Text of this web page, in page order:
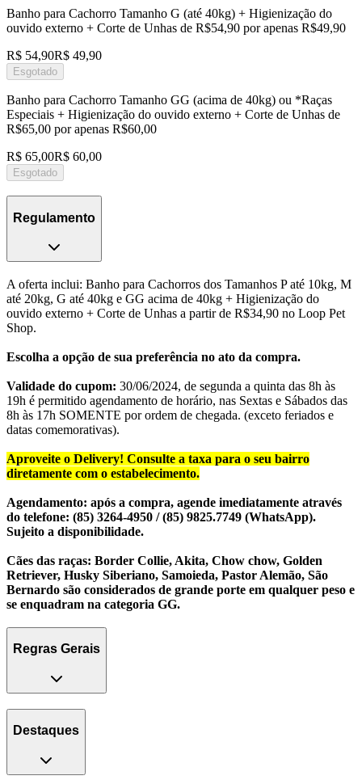
Banho para Cachorro Tamanho G (até 40kg) + Higienização do
ouvido externo + Corte de Unhas de R$54,90 por apenas R$49,90
R$ 54,90R$ 49,90
Esgotado
Banho para Cachorro Tamanho GG (acima de 40kg) ou *Raças
Especiais + Higienização do ouvido externo + Corte de Unhas de
R$65,00 por apenas R$60,00
R$ 65,00R$ 60,00
Esgotado
Regulamento
A oferta inclui: Banho para Cachorros dos Tamanhos P até 10kg, M
até 20kg, G até 40kg e GG acima de 40kg + Higienização do
ouvido externo + Corte de Unhas a partir de R$34,90 no Loop Pet
Shop.
Escolha a opção de sua preferência no ato da compra.
Validade do cupom: 30/06/2024, de segunda a quinta das 8h às
19h é permitido agendamento de horário, nas Sextas e Sábados das
8h às 17h SOMENTE por ordem de chegada. (exceto feriados e
datas comemorativas).
Aproveite o Delivery! Consulte a taxa para o seu bairro
diretamente com o estabelecimento.
Agendamento: após a compra, agende imediatamente através
do telefone: (85) 3264-4950 / (85) 9825.7749 (WhatsApp).
Sujeito a disponibilidade.
Cães das raças: Border Collie, Akita, Chow chow, Golden
Retriever, Husky Siberiano, Samoieda, Pastor Alemão, São
Bernardo são considerados de grande porte em qualquer peso e
se enquadram na categoria GG.
Regras Gerais
Destaques